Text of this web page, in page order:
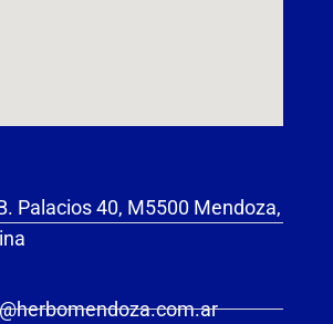
Palacios 40, M5500 Mendoza,